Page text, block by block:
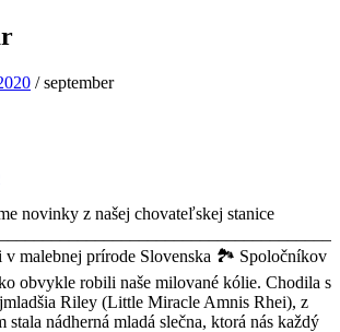
/september
novinky z našej chovateľskej stanice
v malebnej prírode Slovenska 🏞 Spoločníkov
obvykle robili naše milované kólie. Chodila s
Riley (Little Miracle Amnis Rhei), z
stala nádherná mladá slečna, ktorá nás každý